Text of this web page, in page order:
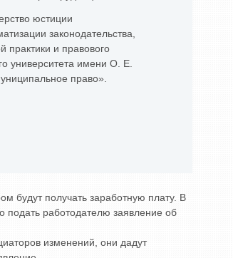
юстиции
законодательства,
практики и правового
университета имени О. Е.
право».
будут получать заработную плату. В
подать работодателю заявление об
изменений, они дадут